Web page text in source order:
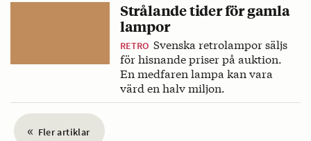
Strålande tider för gamla
lampor
RETRO Svenska retrolampor säljs
för hisnande priser på auktion.
En medfaren lampa kan vara
värd en halv miljon.
« Fler artiklar